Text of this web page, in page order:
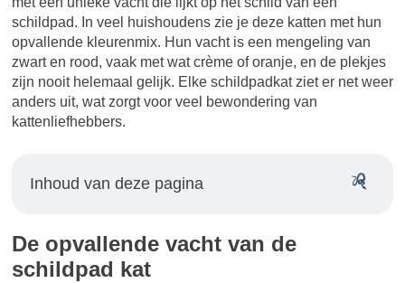
schildpad. In veel huishoudens zie je deze katten met hun
opvallende kleurenmix. Hun vacht is een mengeling van
zwart en rood, vaak met wat crème of oranje, en de plekjes
zijn nooit helemaal gelijk. Elke schildpadkat ziet er net weer
anders uit, wat zorgt voor veel bewondering van
kattenliefhebbers.
Inhoud van deze pagina
De opvallende vacht van de
schildpad kat